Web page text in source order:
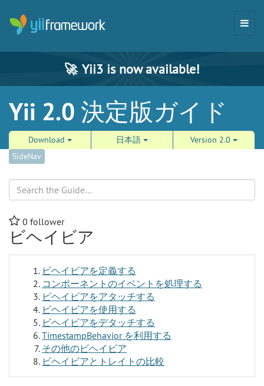
🚀 Yii3 is now available!
Yii 2.0 決定版ガイド
Download 日本語
Version 2.0
SideNav
0 follower
ビヘイビア
ビヘイビアを定義する
コンポーネントのイベントを処理する
ビヘイビアをアタッチする
ビヘイビアを使用する
ビヘイビアをデタッチする
TimestampBehavior を利用する
その他のビヘイビア
ビヘイビアとトレイトの比較